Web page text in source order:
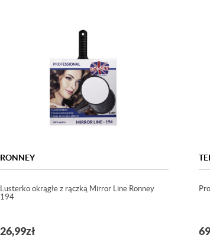
RONNEY
Lusterko okrągłe z rączką Mirror Line Ronney
194
26,99zł